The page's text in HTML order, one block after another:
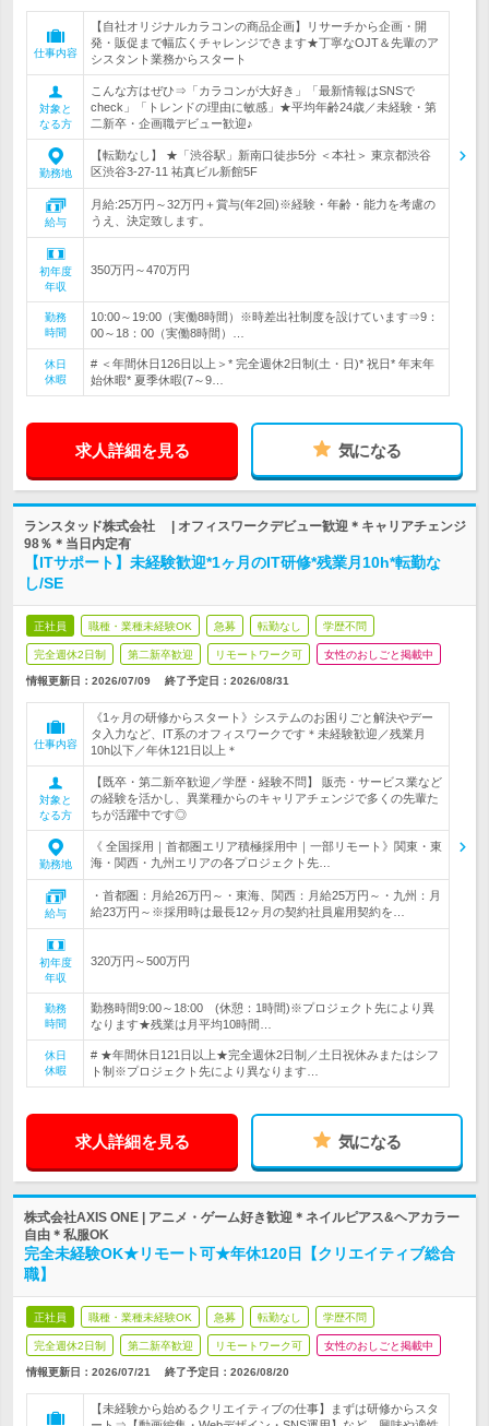
仕事内容
【自社オリジナルカラコンの商品企画】リサーチから企画・開
発・販促まで幅広くチャレンジできます★丁寧なOJT＆先輩のア
シスタント業務からスタート
対象と
なる方
こんな方はぜひ⇒「カラコンが大好き」「最新情報はSNSで
check」「トレンドの理由に敏感」★平均年齢24歳／未経験・第
二新卒・企画職デビュー歓迎♪
勤務地
【転勤なし】 ★「渋谷駅」新南口徒歩5分 ＜本社＞ 東京都渋谷
区渋谷3-27-11 祐真ビル新館5F
給与
月給:25万円～32万円＋賞与(年2回)※経験・年齢・能力を考慮の
うえ、決定致します。
初年度
年収
350万円～470万円
勤務
時間
10:00～19:00（実働8時間）※時差出社制度を設けています⇒9：
00～18：00（実働8時間）…
休日
休暇
# ＜年間休日126日以上＞* 完全週休2日制(土・日)* 祝日* 年末年
始休暇* 夏季休暇(7～9…
求人詳細を見る 気になる
ランスタッド株式会社 | オフィスワークデビュー歓迎＊キャリアチェンジ
98％＊当日内定有
【ITサポート】未経験歓迎*1ヶ月のIT研修*残業月10h*転勤な
し/SE
正社員 職種・業種未経験OK 急募 転勤なし 学歴不問
完全週休2日制 第二新卒歓迎 リモートワーク可 女性のおしごと掲載中
情報更新日：2026/07/09 終了予定日： 2026/08/31
仕事内容
《1ヶ月の研修からスタート》システムのお困りごと解決やデー
タ入力など、IT系のオフィスワークです＊未経験歓迎／残業月
10h以下／年休121日以上＊
対象と
なる方
【既卒・第二新卒歓迎／学歴・経験不問】 販売・サービス業など
の経験を活かし、異業種からのキャリアチェンジで多くの先輩た
ちが活躍中です◎
勤務地
《 全国採用｜首都圏エリア積極採用中｜一部リモート》関東・東
海・関西・九州エリアの各プロジェクト先…
給与
・首都圏：月給26万円～・東海、関西：月給25万円～・九州：月
給23万円～※採用時は最長12ヶ月の契約社員雇用契約を…
初年度
年収
320万円～500万円
勤務
時間
勤務時間9:00～18:00 (休憩：1時間)※プロジェクト先により異
なります★残業は月平均10時間…
休日
休暇
# ★年間休日121日以上★完全週休2日制／土日祝休みまたはシフ
ト制※プロジェクト先により異なります…
求人詳細を見る 気になる
株式会社AXIS ONE | アニメ・ゲーム好き歓迎＊ネイルピアス&ヘアカラー
自由＊私服OK
完全未経験OK★リモート可★年休120日【クリエイティブ総合
職】
正社員 職種・業種未経験OK 急募 転勤なし 学歴不問
完全週休2日制 第二新卒歓迎 リモートワーク可 女性のおしごと掲載中
情報更新日：2026/07/21 終了予定日： 2026/08/20
【未経験から始めるクリエイティブの仕事】まずは研修からスタ